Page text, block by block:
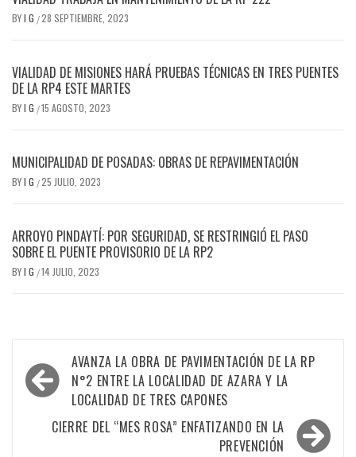
BYI G /28 SEPTIEMBRE, 2023
VIALIDAD DE MISIONES HARÁ PRUEBAS TÉCNICAS EN TRES PUENTES
DE LA RP4 ESTE MARTES
BYI G /15 AGOSTO, 2023
MUNICIPALIDAD DE POSADAS: OBRAS DE REPAVIMENTACIÓN
BYI G /25 JULIO, 2023
ARROYO PINDAYTÍ: POR SEGURIDAD, SE RESTRINGIÓ EL PASO
SOBRE EL PUENTE PROVISORIO DE LA RP2
BYI G /14 JULIO, 2023
Navegación
de
entradas
AVANZA LA OBRA DE PAVIMENTACIÓN DE LA RP
N°2 ENTRE LA LOCALIDAD DE AZARA Y LA
LOCALIDAD DE TRES CAPONES
CIERRE DEL “MES ROSA” ENFATIZANDO EN LA
PREVENCIÓN